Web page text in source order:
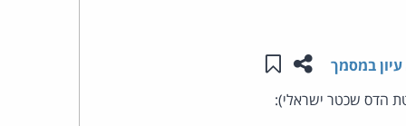
שתפו עמוד זה
שמור ב"תכנים שלי"
עיון במסמך
הדס שכטר ישראלי):